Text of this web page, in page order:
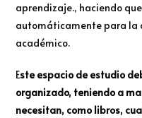
aprendizaje., haciendo
automáticamente para la
académico.
Este espacio de estudio
organizado, teniendo a
necesitan, como libros,